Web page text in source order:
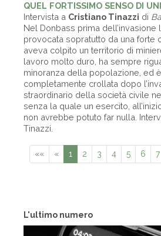
L'ultimo numero
QUEL FORTISSIMO SENSO DI
Intervista a Cristiano Tinazzi di
Nel Donbass prima dell’invasione
provocata sopratutto da una forte
aveva colpito un territorio di
lavoro molto duro, ha sempre
minoranza della popolazione, ed
completamente crollata dopo
straordinario della società civile
senza la quale un esercito,
non avrebbe potuto far nulla.
Tinazzi.
«« « 1 2 3 4 5 6 7